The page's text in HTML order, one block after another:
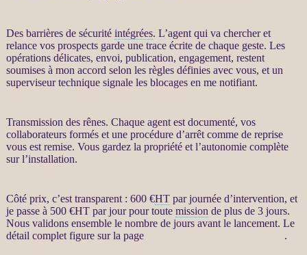
Des barrières de sécurité intégrées. L’agentqui va chercher et
relancevos prospectsgarde une trace écrite de chaque geste. Les
opérations délicates, envoi, publication, engagement, restent
soumises à mon accord selon les règles définies avec vous, et un
superviseur technique signale les blocages en me notifiant.
Transmission des rênes. Chaque agentest documenté, vos
collaborateurs formés et une procédure d’arrêt comme de reprise
vous est remise. Vous gardez la propriété et l’autonomie complète
sur l’installation.
Côté prix, c’est transparent : 600 €HTpar journée d’intervention, et
je passe à 500 €HTpar jour pour toute mission de plus de 3 jours.
Nous validons ensemble le nombre de jours avant le lancement. Le
détail complet figure sur la page
.